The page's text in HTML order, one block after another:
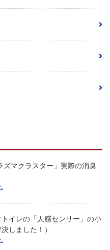
ズマクラスター」実際の消臭
イレの「人感センサー」の小
しました！）